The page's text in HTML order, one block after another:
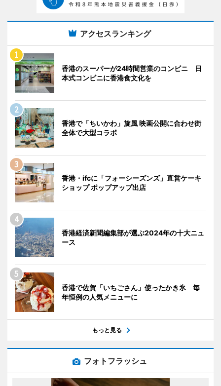
アクセスランキング
香港のスーパーが24時間営業のコンビニ 日
本式コンビニに香港食文化を
香港で「ちいかわ」旋風 映画公開に合わせ街
全体で大型コラボ
香港・ifcに「フォーシーズンズ」直営ケーキ
ショップ ポップアップ出店
香港経済新聞編集部が選ぶ2024年の十大ニュ
ース
香港で佐賀「いちごさん」使ったかき氷 毎
年恒例の人気メニューに
もっと見る
フォトフラッシュ